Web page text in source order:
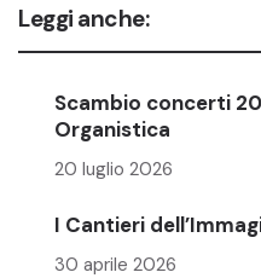
Leggi anche:
Scambio concerti
Organistica
20 luglio 2026
I Cantieri
30 aprile 2026